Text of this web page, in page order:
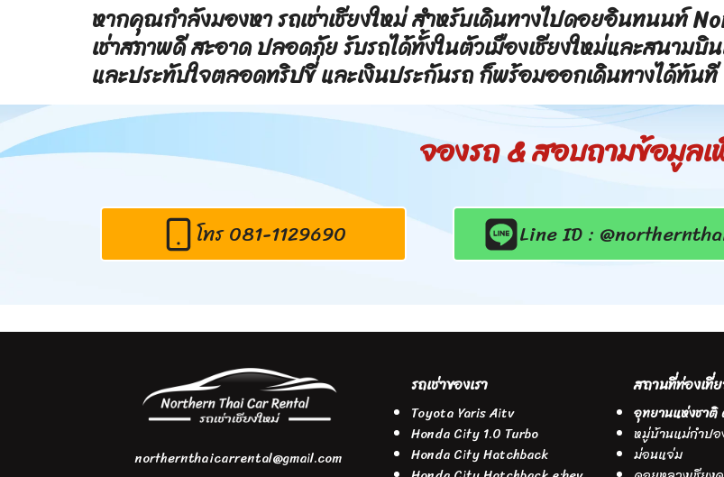
หากคุณกำลังมองหารถเช่าเชียงใหม่สำหรับเดินทางไปดอยอินทนนท์
เช่าสภาพดี สะอาด ปลอดภัย รับรถได้ทั้งในตัวเมืองเชียงใหม่และสนาม
และประทับใจตลอดทริปขี่ และเงินประกันรถ ก็พร้อมออกเดินทางได้ทันที
จองรถ & สอบถามข้อมูล
โทร 081-1129690 Line ID :
northernthaicarrental@gmail.com
รถเช่าของเรา
Toyota Yaris Aitv
Honda City 1.0 Turbo
Honda City Hatchback
สถานที่ท่องเที่
อุทยานแห่งชา
หมู่บ้านแม่กำปอ
ม่อนแจ่ม